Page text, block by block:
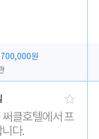
원
클호텔에서 프
다.